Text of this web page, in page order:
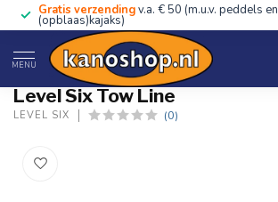
Gratis verzendingv.a. € 50 (m.u.v. peddels en
(opblaas)kajaks)
MENU
Home / Tow Line
Level Six Tow Line
LEVEL SIX (0)